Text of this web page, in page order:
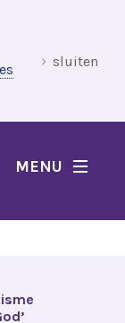
sluiten
MENU